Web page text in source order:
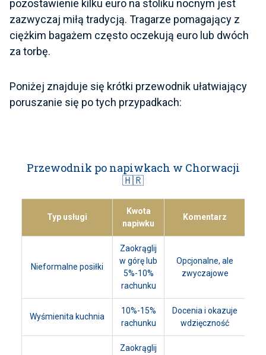
pozostawienie kilku euro na stoliku nocnym jest
zazwyczaj miłą tradycją. Tragarze pomagający z
ciężkim bagażem często oczekują euro lub dwóch
za torbę.
Poniżej znajduje się krótki przewodnik ułatwiający
poruszanie się po tych przypadkach:
Przewodnik po napiwkach w Chorwacji
🇭🇷
Typ usługi
Kwota
napiwku
Komentarz
Nieformalne posiłki
Zaokrąglij
w górę lub
5%-10%
rachunku
Opcjonalne, ale
zwyczajowe
Wyśmienita kuchnia
10%-15%
rachunku
Docenia i okazuje
wdzięczność
Zaokrąglij